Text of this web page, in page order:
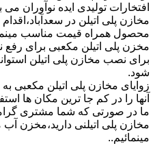
افتخارات تولیدی ایده نوآوران می
مخازن پلی اتیلن در
محصول همراه قیمت مناسب
مخزن پلی اتیلن مکعبی برای
برای نصب مخازن پلی اتیلن
شود.
زوایای مخازن پلی اتیلن مکعبی
آنها را در کم جا ترین مکان ها
ما در صورتی که شما مشتری
مخازن پلی اتیلنی دارید،مخزن
مینمائیم..